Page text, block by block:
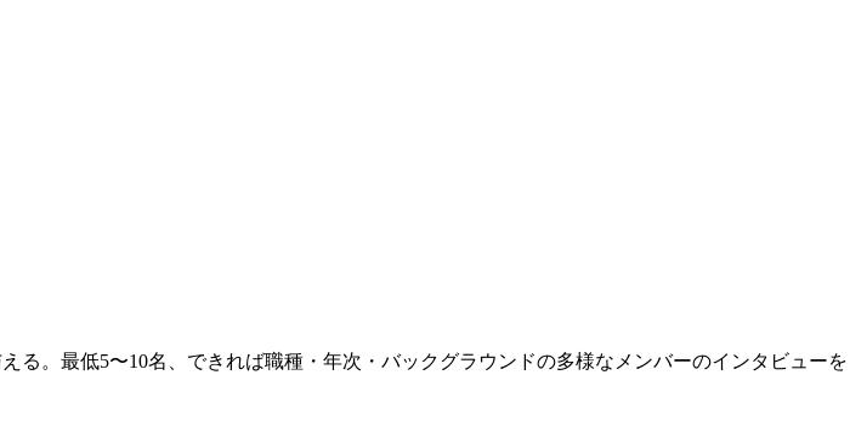
。最低5〜10名、できれば職種・年次・バックグラウンドの多様なメンバーのインタビューを